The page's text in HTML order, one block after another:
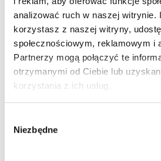
analizować ruch w naszej witrynie.
korzystasz z naszej witryny,
społecznościowym, reklamowym i
Partnerzy mogą połączyć te
otrzymanymi od Ciebie lub
korzystania z ich usług.
zgody
Niezbędne
Sprzedaż od
2023-10-18
Rodzaj
Zabawki
Format
Kraj produkcji
Zwrot towaru
Brak